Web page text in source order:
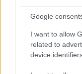
Google
I want to allow
related to
device